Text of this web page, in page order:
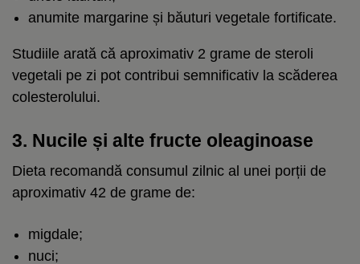
anumite margarine și băuturi vegetale fortificate.
Studiile arată că aproximativ 2 grame de steroli
vegetali pe zi pot contribui semnificativ la scăderea
colesterolului.
3. Nucile și alte fructe oleaginoase
Dieta recomandă consumul zilnic al unei porții de
aproximativ 42 de grame de:
migdale;
nuci;